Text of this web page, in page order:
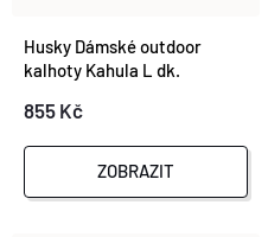
Husky Dámské outdoor
kalhoty Kahula L dk.
855 Kč
ZOBRAZIT